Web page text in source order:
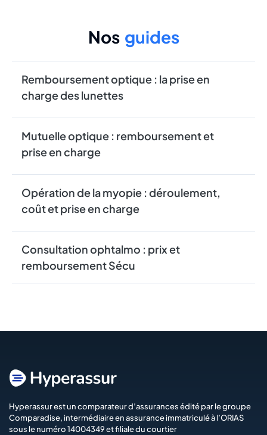
Nos guides
Remboursement optique : la prise en
charge des lunettes
Mutuelle optique : remboursement et
prise en charge
Opération de la myopie : déroulement,
coût et prise en charge
Consultation ophtalmo : prix et
remboursement Sécu
Hyperassur est un comparateur d’assurances édité par le groupe
Comparadise, intermédiaire en assurance immatriculé à l’ORIAS
sous le numéro 14004349 et filiale du courtier